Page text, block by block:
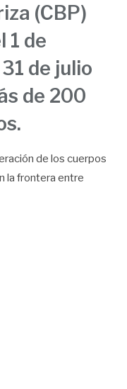
(CBP)
1 de
de julio
de 200
de los cuerpos
la frontera entre